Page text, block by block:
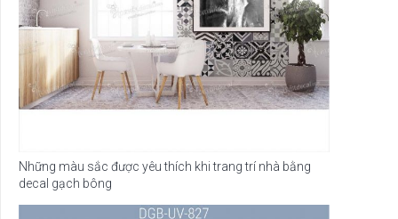
Những màu sắc được yêu thích khi trang trí nhà bằng
decal gạch bông